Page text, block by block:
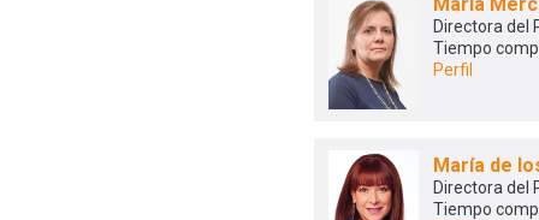
Directora del
Tiempo
Perfil
María de
Directora del
Tiempo